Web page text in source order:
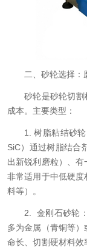
二、砂轮选择：
砂轮是砂轮切割
成本。主要类型：
1. 树脂粘结砂
SiC）通过树脂结合
出新锐利磨粒）、有
非常适用于中低硬
料等）。
2. 金刚石砂轮
多为金属（青铜等
命长、切割硬材料